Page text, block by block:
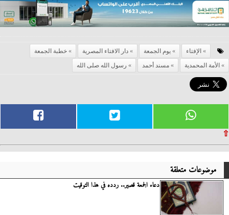
الإفتاء يوم الجمعة دار الافتاء المصرية
خطبة الجمعة
الأمة المحمدية
مسند أحمد رسول الله صلى الله
⇧
موضوعات متعلقة
دعاء الجمعة قصير.. ردده في هذا التوقيت